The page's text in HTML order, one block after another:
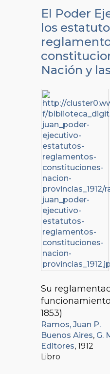
El Poder
los
Nación y
Su
funcionamiento
1853)
Ramos, Juan P.
Buenos Aires, G.
Editores, 1912
Libro